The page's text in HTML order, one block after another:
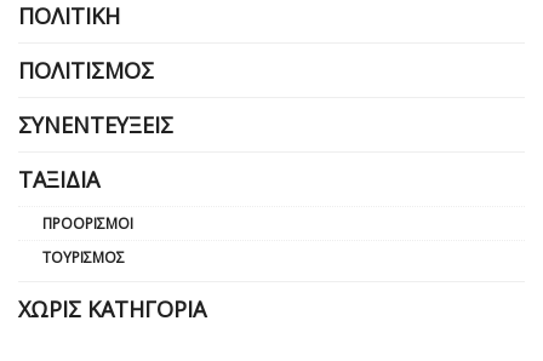
ΠΟΛΙΤΙΚΉ
ΠΟΛΙΤΙΣΜΌΣ
ΣΥΝΕΝΤΕΎΞΕΙΣ
ΤΑΞΊΔΙΑ
ΠΡΟΟΡΙΣΜΟΊ
ΤΟΥΡΙΣΜΌΣ
ΧΩΡΊΣ ΚΑΤΗΓΟΡΊΑ